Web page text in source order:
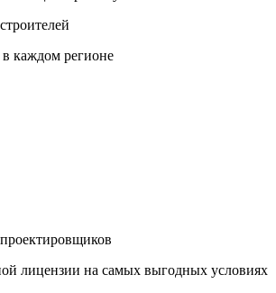
каждом регионе
лицензии на самых выгодных условиях